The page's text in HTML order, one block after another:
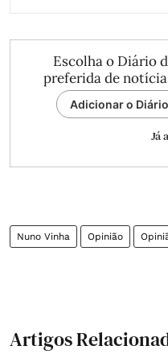
Escolha o Diário
preferida de
Adicionar o
Já
Nuno Vinha Opinião
Artigos